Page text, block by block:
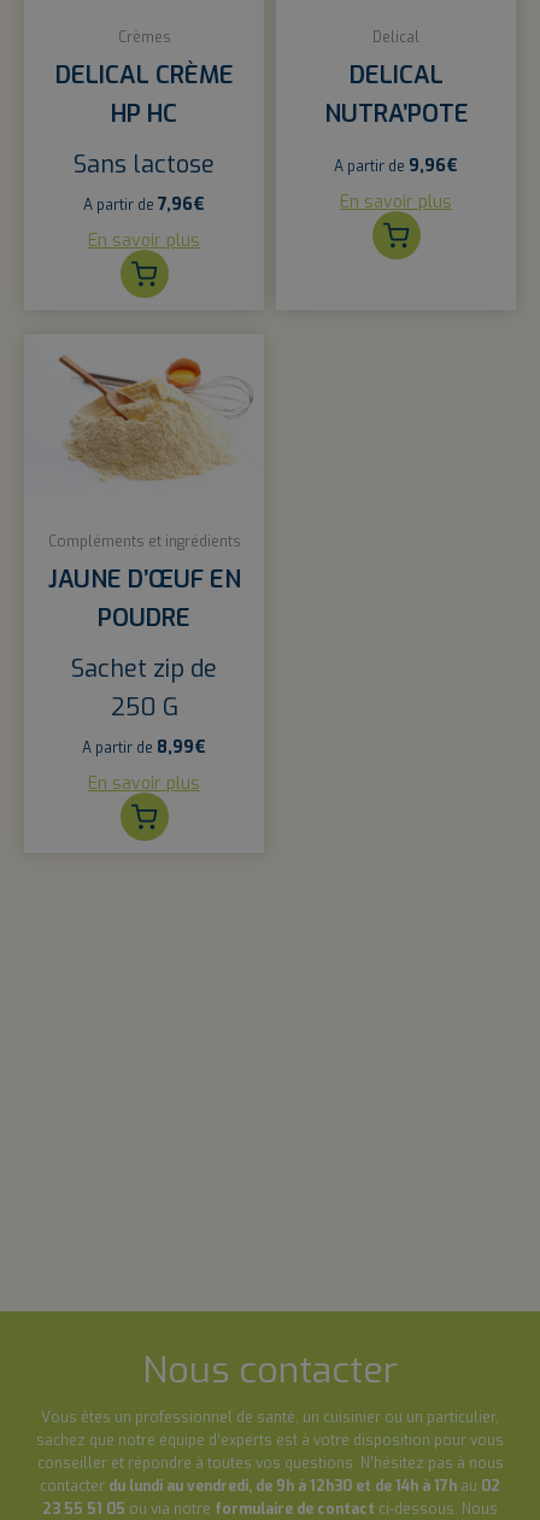
Crèmes
DELICAL CRÈME
HP HC
Sans lactose
A partir de 7,96€
En savoir plus
Delical
DELICAL
NUTRA’POTE
A partir de 9,96€
En savoir plus
Compléments et ingrédients
JAUNE D’ŒUF EN
POUDRE
Sachet zip de
250 G
A partir de 8,99€
En savoir plus
Nous contacter
Vous êtes un professionnel de santé, un cuisinier ou un particulier,
sachez que notre équipe d’experts est à votre disposition pour vous
conseiller et répondre à toutes vos questions. N’hésitez pas à nous
contacter du lundi au vendredi, de 9h à 12h30 et de 14h à 17h au 02
23 55 51 05 ou via notre formulaire de contact ci-dessous. Nous